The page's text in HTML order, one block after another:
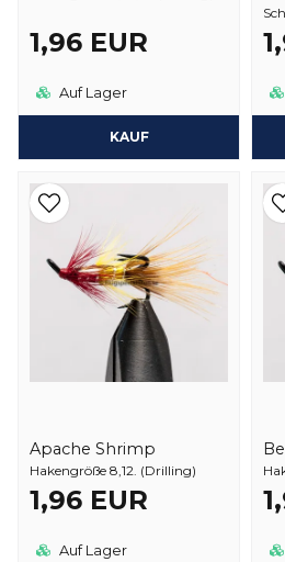
1,96 EUR
Auf Lager
KAUF
Apache Shrimp
Hakengröße 8,12. (Drilling)
1,96 EUR
Auf Lager